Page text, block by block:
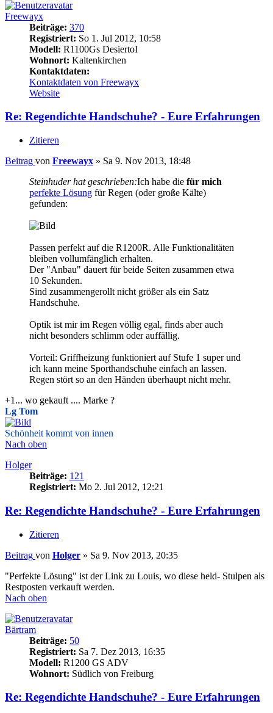
Freewayx
Beiträge: 370
Registriert: So 1. Jul 2012, 10:58
Modell: R1100Gs DesiertoI
Wohnort: Kaltenkirchen
Kontaktdaten:
Kontaktdaten von Freewayx
Website
Re: Regendichte Handschuhe? - Eure Erfahrungen
Zitieren
Beitrag von Freewayx » Sa 9. Nov 2013, 18:48
Steinhuder hat geschrieben:Ich habe die für mich
perfekte Lösung für Regen (oder große Kälte)
gefunden:
Passen perfekt auf die R1200R. Alle Funktionalitäten
bleiben vollumfänglich erhalten.
Der "Anbau" dauert für beide Seiten zusammen etwa
10 Sekunden.
Sind zusammengerollt nicht größer als ein Satz
Handschuhe.
Optik ist mir im Regen völlig egal, finds aber auch
nicht besonders schlimm oder auffällig.
Vorteil: Griffheizung funktioniert auf Stufe 1 super und
ich kann meine Sporthandschuhe einfach an lassen.
Regen stört so an den Händen überhaupt nicht mehr.
+1... wo gekauft .... Marke ?
Lg Tom
Schönheit kommt von innen
Nach oben
Holger
Beiträge: 121
Registriert: Mo 2. Jul 2012, 12:21
Re: Regendichte Handschuhe? - Eure Erfahrungen
Zitieren
Beitrag von Holger » Sa 9. Nov 2013, 20:35
"Perfekte Lösung" ist der Link zu Louis, wo diese held- Stulpen als
Restposten verkauft werden.
Nach oben
Bärtram
Beiträge: 50
Registriert: Sa 7. Dez 2013, 16:35
Modell: R1200 GS ADV
Wohnort: Südlich von Freiburg
Re: Regendichte Handschuhe? - Eure Erfahrungen